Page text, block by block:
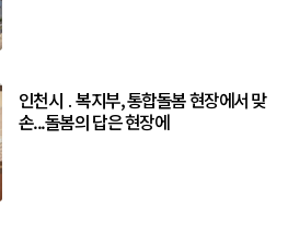
인천시 ․ 복지부, 통합돌봄 현장에서 맞
손...돌봄의 답은 현장에